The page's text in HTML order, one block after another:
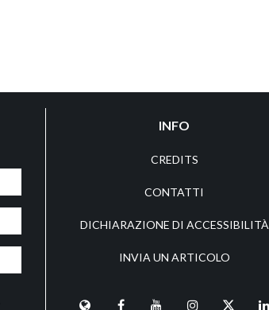
INFO
CREDITS
CONTATTI
DICHIARAZIONE DI ACCESSIBILITÀ
INVIA UN ARTICOLO